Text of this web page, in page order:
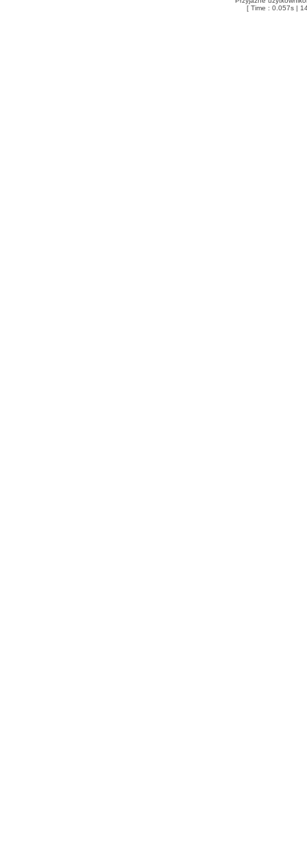
[ Time : 0.057s |